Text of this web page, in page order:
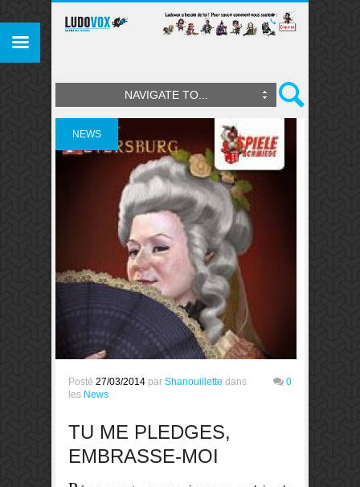
NAVIGATE TO...
NEWS
Posté 27/03/2014 par Shanouillette dans
les News
0
TU ME PLEDGES,
EMBRASSE-MOI